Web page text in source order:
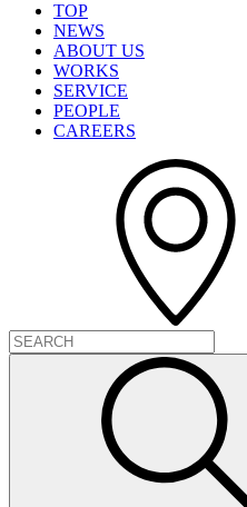
TOP
NEWS
ABOUT US
WORKS
SERVICE
PEOPLE
CAREERS